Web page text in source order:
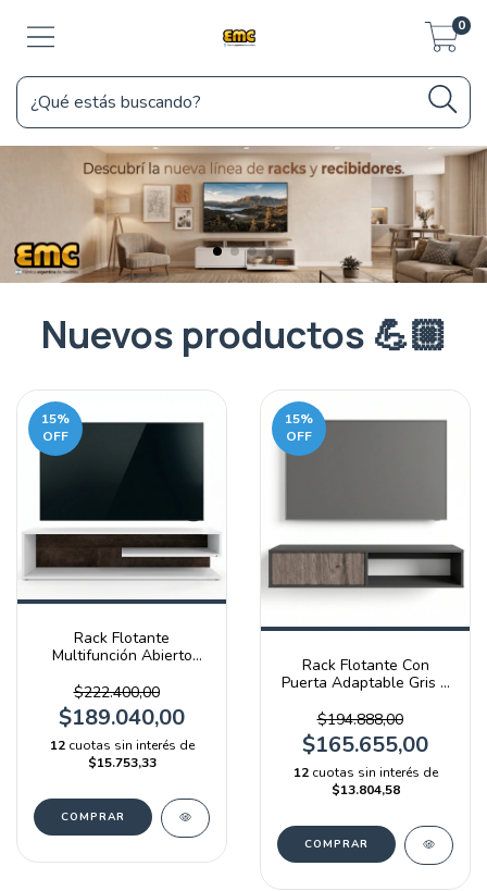
0
Nuevos productos 💪🏼
15%
OFF
Rack Flotante
Multifunción Abierto
$222.400,00
$189.040,00
12 cuotas sin interés de
$15.753,33
15%
OFF
Rack Flotante Con
Puerta Adaptable Gris Y
$194.888,00
$165.655,00
12 cuotas sin interés de
$13.804,58